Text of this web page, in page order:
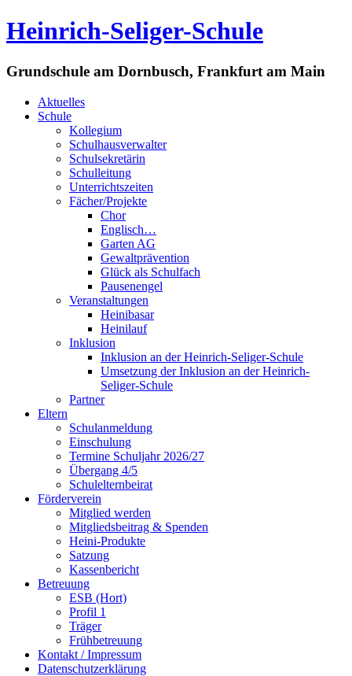
Heinrich-Seliger-Schule
Grundschule am Dornbusch, Frankfurt am Main
Aktuelles
Schule
Kollegium
Schulhausverwalter
Schulsekretärin
Schulleitung
Unterrichtszeiten
Fächer/Projekte
Chor
Englisch…
Garten AG
Gewaltprävention
Glück als Schulfach
Pausenengel
Veranstaltungen
Heinibasar
Heinilauf
Inklusion
Inklusion an der Heinrich-Seliger-Schule
Umsetzung der Inklusion an der Heinrich-
Seliger-Schule
Partner
Eltern
Schulanmeldung
Einschulung
Termine Schuljahr 2026/27
Übergang 4/5
Schulelternbeirat
Förderverein
Mitglied werden
Mitgliedsbeitrag & Spenden
Heini-Produkte
Satzung
Kassenbericht
Betreuung
ESB (Hort)
Profil 1
Träger
Frühbetreuung
Kontakt / Impressum
Datenschutzerklärung